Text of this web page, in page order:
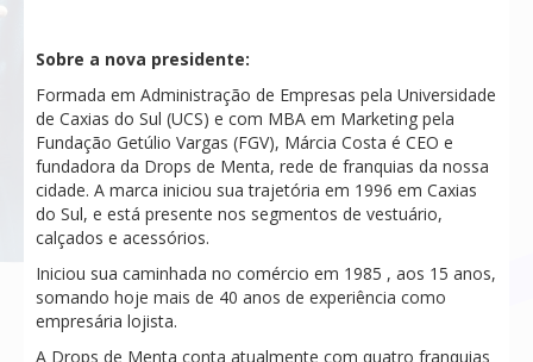
Sobre a nova presidente:
Formada em Administração de Empresas pela Universidade
de Caxias do Sul (UCS) e com MBA em Marketing pela
Fundação Getúlio Vargas (FGV), Márcia Costa é CEO e
fundadora da Drops de Menta, rede de franquias da nossa
cidade. A marca iniciou sua trajetória em 1996 em Caxias
do Sul, e está presente nos segmentos de vestuário,
calçados e acessórios.
Iniciou sua caminhada no comércio em 1985 , aos 15 anos,
somando hoje mais de 40 anos de experiência como
empresária lojista.
A Drops de Menta conta atualmente com quatro franquias